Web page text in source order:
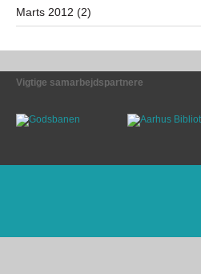
Marts 2012 (2)
Vigtige samarbejdspartnere